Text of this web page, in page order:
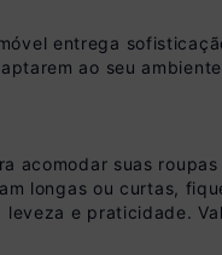
entrega
ao seu
acomodar suas
longas ou curtas,
e praticidade.